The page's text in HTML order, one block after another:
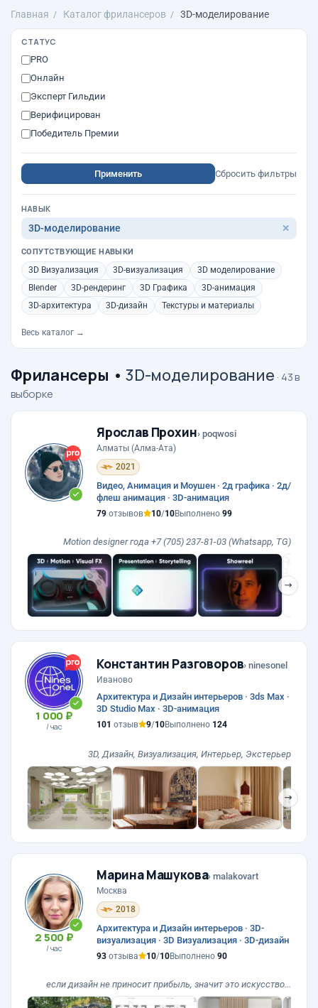
Главная Каталог фрилансеров 3D-моделирование
СТАТУС
PRO
Онлайн
Эксперт Гильдии
Верифицирован
Победитель Премии
Применить Сбросить фильтры
НАВЫК
3D-моделирование ✕
СОПУТСТВУЮЩИЕ НАВЫКИ
3D Визуализация 3D-визуализация
3D моделирование
Blender
3D-рендеринг 3D Графика
3D-анимация
3D-архитектура
3D-дизайн Текстуры и материалы
Весь каталог →
Фрилансеры •3D-моделирование · 43 в
выборке
Ярослав Прохин› poqwosi
Алматы (Алма-Ата)
2021
Видео, Анимация и Моушен · 2д графика · 2д/
флеш анимация · 3D-анимация
79 отзывов 10/10Выполнено 99
Motion designer года +7 (705) 237-81-03 (Whatsapp, TG)
❯
1 000 ₽
/ час
Константин Разговоров› ninesonel
Иваново
Архитектура и Дизайн интерьеров · 3ds Max ·
3D Studio Max · 3D-анимация
101 отзыв 9/10Выполнено 124
3D, Дизайн, Визуализация, Интерьер, Экстерьер
❯
2 500 ₽
/ час
Марина Машукова› malakovart
Москва
2018
Архитектура и Дизайн интерьеров · 3D-
визуализация · 3D Визуализация · 3D-дизайн
93 отзыва 10/10Выполнено 90
если дизайн не приносит прибыль, значит это искусство...